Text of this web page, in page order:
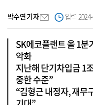
박수연 기자 입력
SK에코플랜트 올 1분
악화
지난해 단기차입금 1
중한 수준”
“김형근 내정자, 재무